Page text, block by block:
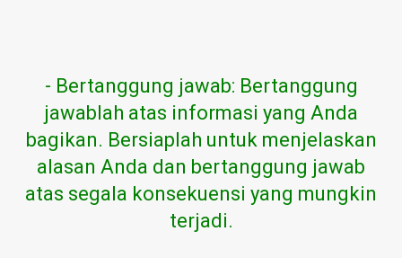
- Bertanggung jawab: Bertanggung
jawablah atas informasi yang Anda
bagikan. Bersiaplah untuk menjelaskan
alasan Anda dan bertanggung jawab
atas segala konsekuensi yang mungkin
terjadi.